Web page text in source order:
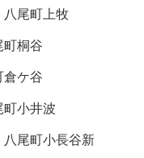
八尾町上牧
町桐谷
倉ケ谷
町小井波
八尾町小長谷新